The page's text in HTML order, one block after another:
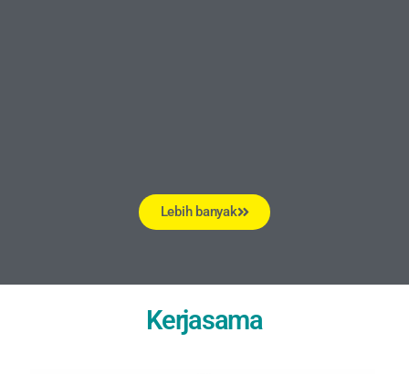
Lebih banyak
Kerjasama